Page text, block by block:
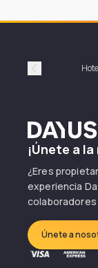
Précédent
Dayuse
¡Únete a
¿Eres
experiencia
colaboradores
Únete a